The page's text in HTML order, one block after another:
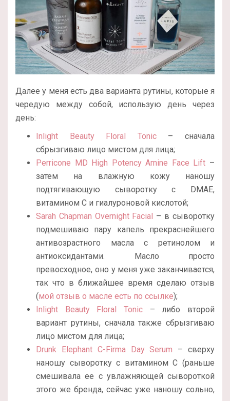
Далее у меня есть два варианта рутины, которые я
чередую между собой, использую день через
день:
Inlight Beauty Floral Tonic– сначала
сбрызгиваю лицо мистом для лица;
Perricone MD High Potency Amine Face Lift –
затем на влажную кожу наношу
подтягивающую сыворотку с DMAE,
витамином С и гиалуроновой кислотой;
Sarah Chapman Overnight Facial – в сыворотку
подмешиваю пару капель прекраснейшего
антивозрастного масла с ретинолом и
антиоксидантами. Масло просто
превосходное, оно у меня уже заканчивается,
так что в ближайшее время сделаю отзыв
(мой отзыв о масле есть по ссылке);
Inlight Beauty Floral Tonic – либо второй
вариант рутины, сначала также сбрызгиваю
лицо мистом для лица;
Drunk Elephant C-Firma Day Serum – сверху
наношу сыворотку с витамином С (раньше
смешивала ее с увлажняющей сывороткой
этого же бренда, сейчас уже наношу сольно,